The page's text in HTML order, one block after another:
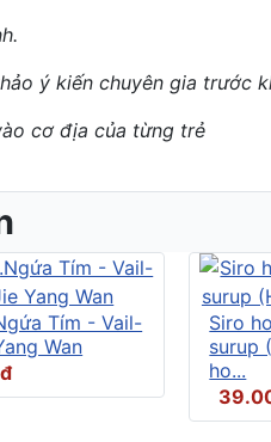
ý kiến chuyên gia trước
cơ địa của từng trẻ
Tím - Vail-
Wan
Siro
surup
ho...